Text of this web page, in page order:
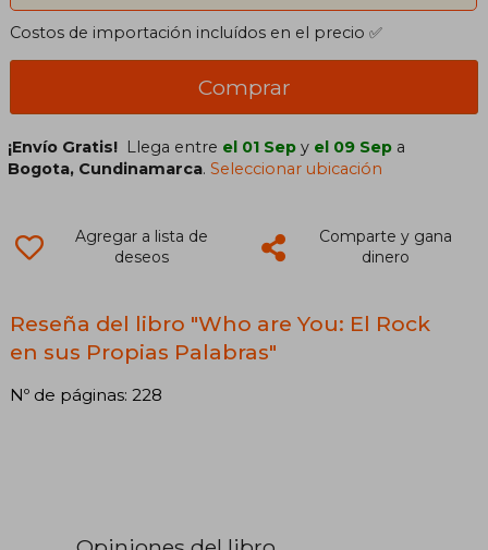
Costos de importación incluídos en el precio ✅
Comprar
¡Envío Gratis! Llega entre el 01 Sep y el 09 Sep a
Bogota, Cundinamarca.Seleccionar ubicación
Agregar a lista de
deseos
Comparte y gana
dinero
Reseña del libro "Who are You: El Rock
en sus Propias Palabras"
Nº de páginas: 228